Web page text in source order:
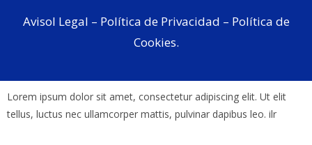
Avisol Legal – Política de Privacidad – Política de
Cookies.
Lorem ipsum dolor sit amet, consectetur adipiscing elit. Ut elit
tellus, luctus nec ullamcorper mattis, pulvinar dapibus leo. ilr